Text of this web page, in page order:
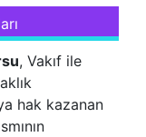
, Vakıf ile
hak kazanan